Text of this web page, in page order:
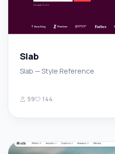
Slab
Slab — Style Reference
59 144